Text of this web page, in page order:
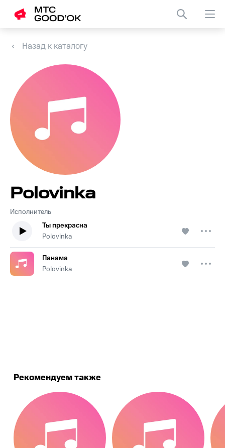
Назад к каталогу
Исполнитель
Polovinka
Ты прекрасна
Polovinka
Панама
Polovinka
Рекомендуем также